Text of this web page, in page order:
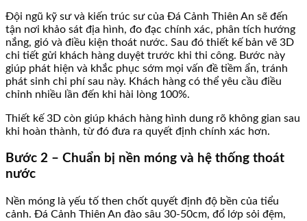
Đội ngũ kỹ sư và kiến trúc sư của Đá Cảnh Thiên An sẽ đến
tận nơi khảo sát địa hình, đo đạc chính xác, phân tích hướng
nắng, gió và điều kiện thoát nước. Sau đó thiết kế bản vẽ 3D
chi tiết gửi khách hàng duyệt trước khi thi công. Bước này
giúp phát hiện và khắc phục sớm mọi vấn đề tiềm ẩn, tránh
phát sinh chi phí sau này. Khách hàng có thể yêu cầu điều
chỉnh nhiều lần đến khi hài lòng 100%.
Thiết kế 3D còn giúp khách hàng hình dung rõ không gian sau
khi hoàn thành, từ đó đưa ra quyết định chính xác hơn.
Bước 2 – Chuẩn bị nền móng và hệ thống thoát
nước
Nền móng là yếu tố then chốt quyết định độ bền của tiểu
cảnh. Đá Cảnh Thiên An đào sâu 30-50cm, đổ lớp sỏi đệm,